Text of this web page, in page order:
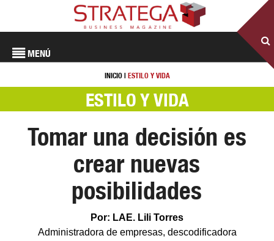
MENÚ
INICIO| ESTILO Y VIDA
ESTILO Y VIDA
Tomar una decisión es
crear nuevas
posibilidades
Por: LAE. Lili Torres
Administradora de empresas, descodificadora